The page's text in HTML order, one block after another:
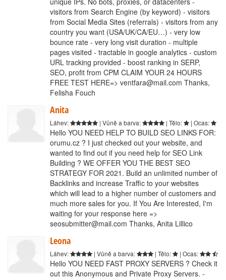
visitors from Search Engine (by keyword) - visitors
from Social Media Sites (referrals) - visitors from any
country you want (USA/UK/CA/EU…) - very low
bounce rate - very long visit duration - multiple
pages visited - tractable in google analytics - custom
URL tracking provided - boost ranking in SERP,
SEO, profit from CPM CLAIM YOUR 24 HOURS
FREE TEST HERE=> ventfara@mail.com Thanks,
Felisha Fouch
Anita
Láhev: | Vůně a barva: | Tělo: | Ocas:
Hello YOU NEED HELP TO BUILD SEO LINKS FOR:
orumu.cz ? I just checked out your website, and
wanted to find out if you need help for SEO Link
Building ? WE OFFER YOU THE BEST SEO
STRATEGY FOR 2021. Build an unlimited number of
Backlinks and increase Traffic to your websites
which will lead to a higher number of customers and
much more sales for you. If You Are Interested, I'm
waiting for your response here =>
seosubmitter@mail.com Thanks, Anita Lillico
Leona
Láhev: | Vůně a barva: | Tělo: | Ocas:
Hello YOU NEED FAST PROXY SERVERS ? Check it
out this Anonymous and Private Proxy Servers. -